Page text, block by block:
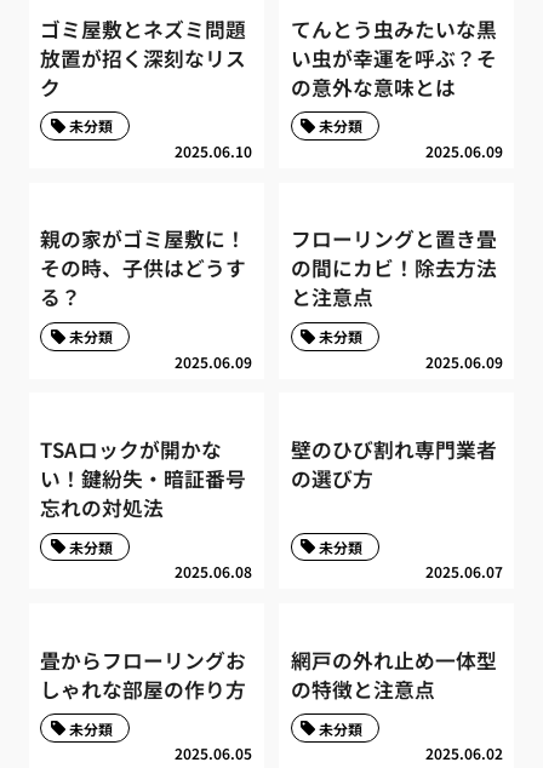
ゴミ屋敷とネズミ問題
放置が招く深刻なリス
ク
2025.06.10
未分類
てんとう虫みたいな黒
い虫が幸運を呼ぶ？そ
の意外な意味とは
2025.06.09
未分類
親の家がゴミ屋敷に！
その時、子供はどうす
る？
2025.06.09
未分類
フローリングと置き畳
の間にカビ！除去方法
と注意点
2025.06.09
未分類
TSAロックが開かな
い！鍵紛失・暗証番号
忘れの対処法
2025.06.08
未分類
壁のひび割れ専門業者
の選び方
2025.06.07
未分類
畳からフローリングお
しゃれな部屋の作り方
2025.06.05
未分類
網戸の外れ止め一体型
の特徴と注意点
2025.06.02
未分類